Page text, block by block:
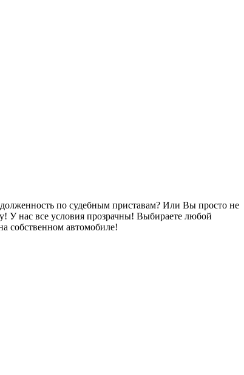
по судебным приставам? Или Вы просто не
У нас все условия прозрачны! Выбираете любой
собственном автомобиле!